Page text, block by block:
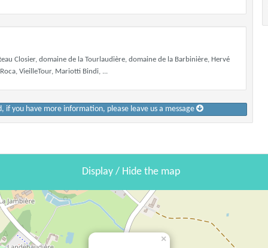
Closier, domaine de la Tourlaudière, domaine de la Barbinière, Hervé
VieilleTour, Mariotti Bindi, ...
you have more information, please leave us a message
Display / Hide the map
×